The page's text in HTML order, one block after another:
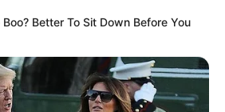
Better To Sit Down Before You